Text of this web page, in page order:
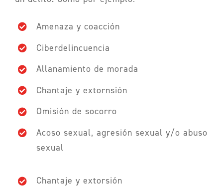
Amenaza y coacción
Ciberdelincuencia
Allanamiento de morada
Chantaje y extornsión
Omisión de socorro
Acoso sexual, agresión sexual y/o abuso
sexual
Chantaje y extorsión